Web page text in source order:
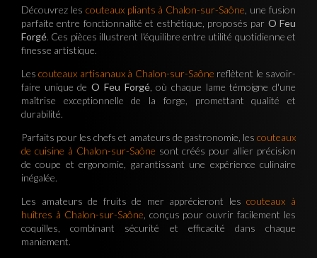
Découvrez les couteaux pliants à Chalon-sur-Saône , une fusion
parfaite entre fonctionnalité et esthétique, proposés par O Feu
Forgé. Ces pièces illustrent l'équilibre entre utilité quotidienne et
finesse artistique.
Lescouteaux artisanaux à Chalon-sur-Saône reflètent le savoir-
faire unique deO Feu Forgé, où chaque lame témoigne d'une
maîtrise exceptionnelle de la forge, promettant qualité et
durabilité.
Parfaits pour les chefs et amateurs de gastronomie, les couteaux
de cuisine à Chalon-sur-Saône sont créés pour allier précision
de coupe et ergonomie, garantissant une expérience culinaire
inégalée.
Les amateurs de fruits de mer apprécieront lescouteaux à
huîtres à Chalon-sur-Saône , conçus pour ouvrir facilement les
coquilles, combinant sécurité et efficacité dans chaque
maniement.